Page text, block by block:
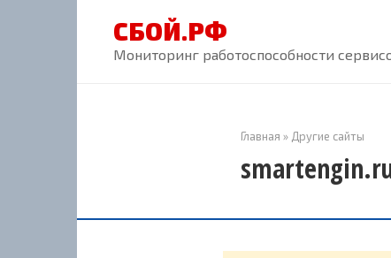
СБОЙ.РФ
Мониторинг работоспособности
Главная » Другие сайты